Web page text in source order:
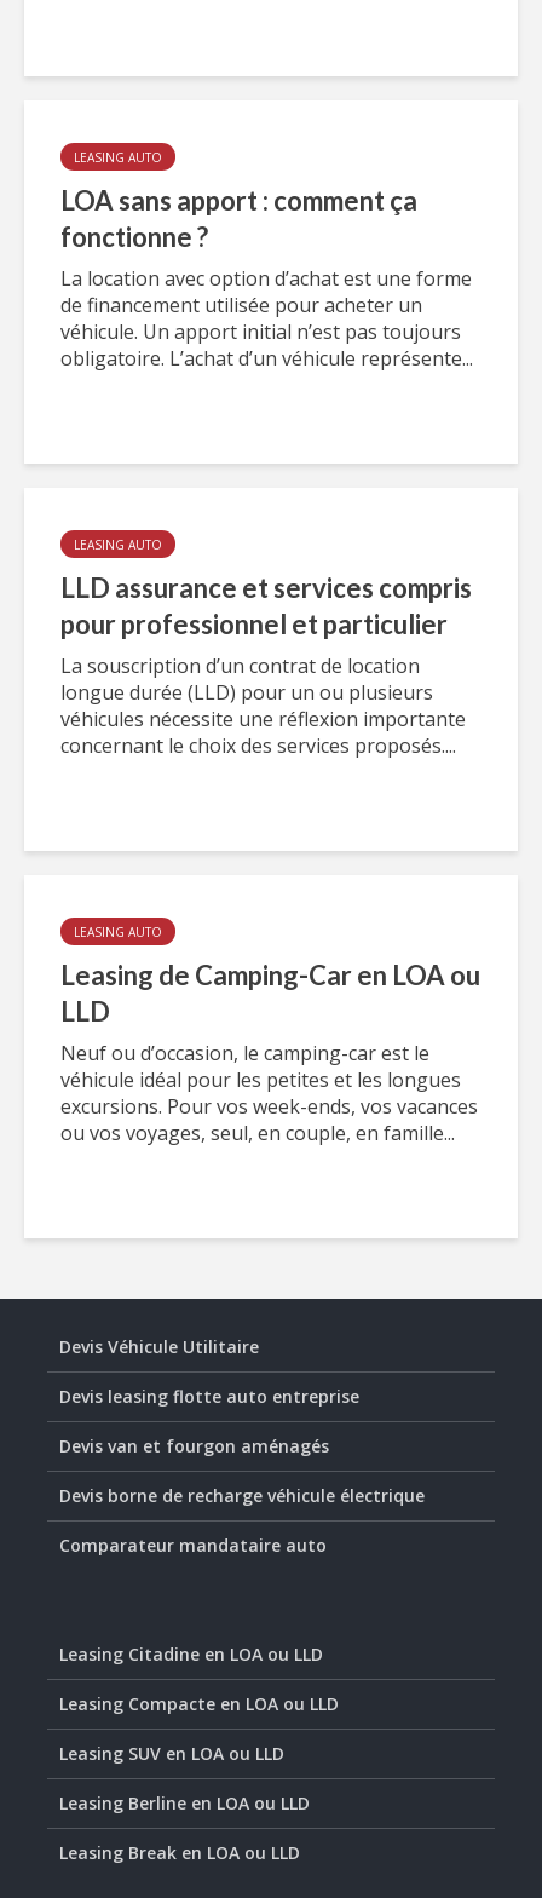
LEASING AUTO
LOA sans apport : comment ça
fonctionne ?
La location avec option d’achat est une forme
de financement utilisée pour acheter un
véhicule. Un apport initial n’est pas toujours
obligatoire. L’achat d’un véhicule représente...
LEASING AUTO
LLD assurance et services compris
pour professionnel et particulier
La souscription d’un contrat de location
longue durée (LLD) pour un ou plusieurs
véhicules nécessite une réflexion importante
concernant le choix des services proposés....
LEASING AUTO
Leasing de Camping-Car en LOA ou
LLD
Neuf ou d’occasion, le camping-car est le
véhicule idéal pour les petites et les longues
excursions. Pour vos week-ends, vos vacances
ou vos voyages, seul, en couple, en famille...
Devis Véhicule Utilitaire
Devis leasing flotte auto entreprise
Devis van et fourgon aménagés
Devis borne de recharge véhicule électrique
Comparateur mandataire auto
Leasing Citadine en LOA ou LLD
Leasing Compacte en LOA ou LLD
Leasing SUV en LOA ou LLD
Leasing Berline en LOA ou LLD
Leasing Break en LOA ou LLD